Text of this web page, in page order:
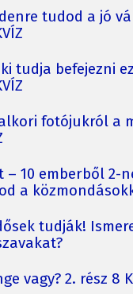
tudod a jó
tudja befejezni
fotójukról a
– 10 emberből 2-
a
tudják!
vagy? 2. rész 8